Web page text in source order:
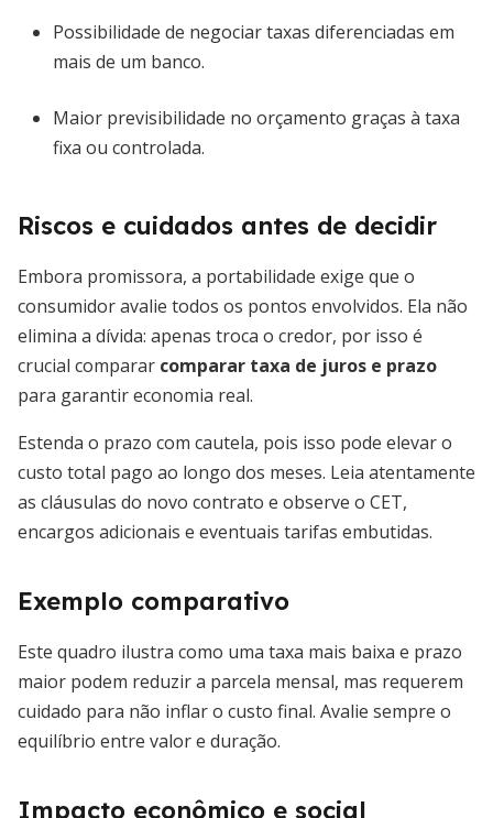
Possibilidade de negociar taxas diferenciadas em
mais de um banco.
Maior previsibilidade no orçamento graças à taxa
fixa ou controlada.
Riscos e cuidados antes de decidir
Embora promissora, a portabilidade exige que o
consumidor avalie todos os pontos envolvidos. Ela não
elimina a dívida: apenas troca o credor, por isso é
crucial comparar comparar taxa de juros e prazo
para garantir economia real.
Estenda o prazo com cautela, pois isso pode elevar o
custo total pago ao longo dos meses. Leia atentamente
as cláusulas do novo contrato e observe o CET,
encargos adicionais e eventuais tarifas embutidas.
Exemplo comparativo
Este quadro ilustra como uma taxa mais baixa e prazo
maior podem reduzir a parcela mensal, mas requerem
cuidado para não inflar o custo final. Avalie sempre o
equilíbrio entre valor e duração.
Impacto econômico e social